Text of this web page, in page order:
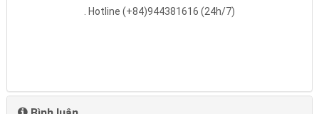
. Hotline (+84)944381616 (24h/7)